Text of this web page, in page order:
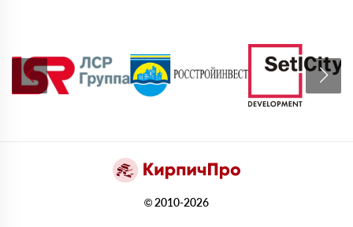
© 2010-2026